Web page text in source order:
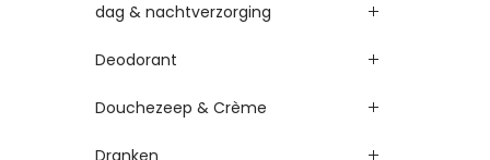
dag & nachtverzorging
Deodorant
Douchezeep & Crème
Dranken